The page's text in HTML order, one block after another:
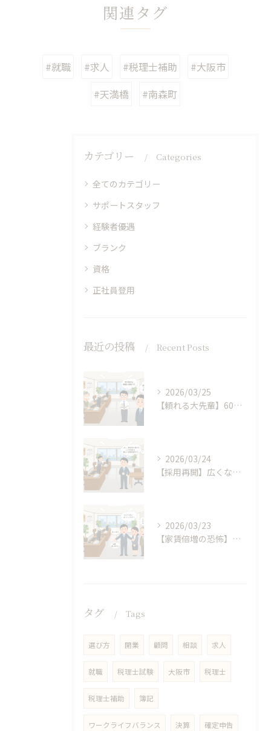
関連タグ
#就職 #求人 #税理士補助
#大阪市
#天満橋
#南森町
カテゴリー Categories
全てのカテゴリー
サポートスタッフ
経験者優遇
ブランク
資格
正社員登用
最近の投稿 Recent Posts
2026/03/25
【頼れる大先輩】60代のベテランが、40代の「新人」を育てる。年齢の壁を超えた、うちの事務所の風景
2026/03/24
【採用再開】広くなったオフィスで仲間探し。僕が面接で「スキルより重視する」たった一つのこと
2026/03/23
【家賃倍増の恐怖】ビビりな僕が、天満橋で「広いオフィス」の契約書にハンコを押した日
タグ Tags
選び方 開業 顧問 相談 求人
就職 税理士試験 大阪市 税理士
税理士補助 簿記
ワークライフバランス 決算 確定申告